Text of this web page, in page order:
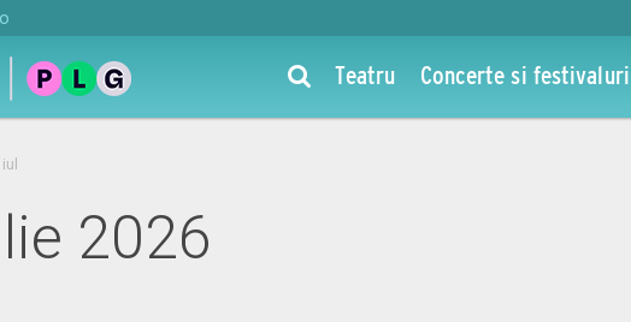
Teatru Concerte si festivaluri
2026